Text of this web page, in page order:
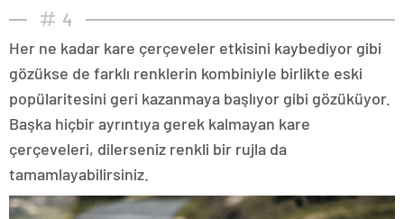
4
Her ne kadar kare çerçeveler etkisini kaybediyor gibi
gözükse de farklı renklerin kombiniyle birlikte eski
popülaritesini geri kazanmaya başlıyor gibi gözüküyor.
Başka hiçbir ayrıntıya gerek kalmayan kare
çerçeveleri, dilerseniz renkli bir rujla da
tamamlayabilirsiniz.